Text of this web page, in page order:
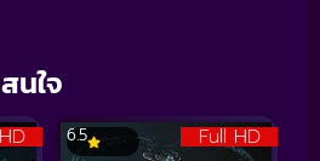
นใจ
Full HD
6.5